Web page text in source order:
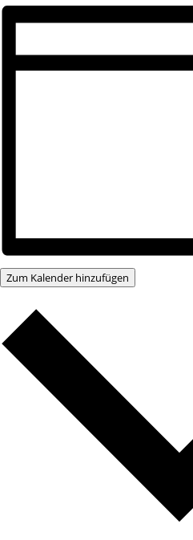
Zum Kalender hinzufügen